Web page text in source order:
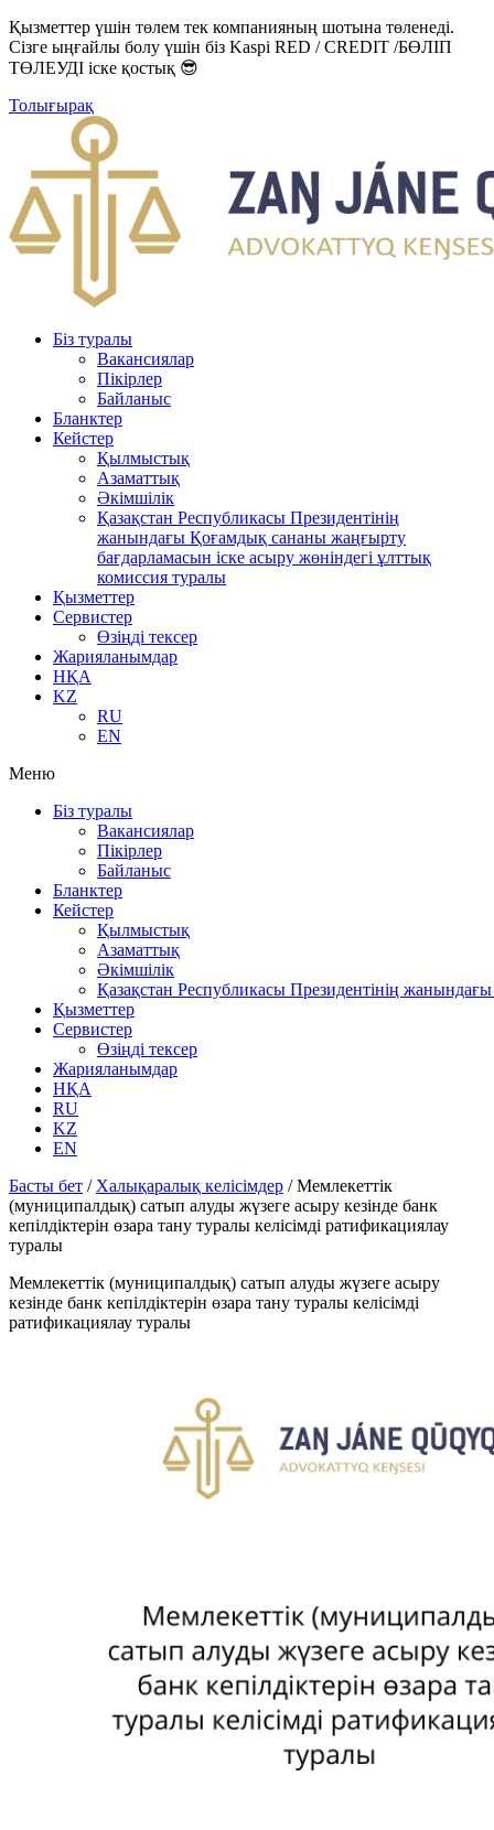
Қызметтер үшін төлем тек компанияның шотына төленеді.
Сізге ыңғайлы болу үшін біз Kaspi RED / CREDIT /БӨЛІП
ТӨЛЕУДІ іске қостық 😎
Толығырақ
Біз туралы
Вакансиялар
Пікірлер
Байланыс
Бланктер
Кейстер
Қылмыстық
Азаматтық
Әкімшілік
Қазақстан Республикасы Президентінің
жанындағы Қоғамдық сананы жаңғырту
бағдарламасын іске асыру жөніндегі ұлттық
комиссия туралы
Қызметтер
Сервистер
Өзіңді тексер
Жарияланымдар
НҚА
KZ
RU
EN
Меню
Біз туралы
Вакансиялар
Пікірлер
Байланыс
Бланктер
Кейстер
Қылмыстық
Азаматтық
Әкімшілік
Қазақстан Республикасы Президентінің
Қызметтер
Сервистер
Өзіңді тексер
Жарияланымдар
НҚА
RU
KZ
EN
Басты бет / Халықаралық келісімдер /Мемлекеттік
(муниципалдық) сатып алуды жүзеге асыру кезінде банк
кепілдіктерін өзара тану туралы келісімді ратификациялау
туралы
Мемлекеттік (муниципалдық) сатып алуды жүзеге асыру
кезінде банк кепілдіктерін өзара тану туралы келісімді
ратификациялау туралы